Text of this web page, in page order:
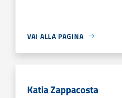
VAI ALLA PAGINA
Katia Zappacosta